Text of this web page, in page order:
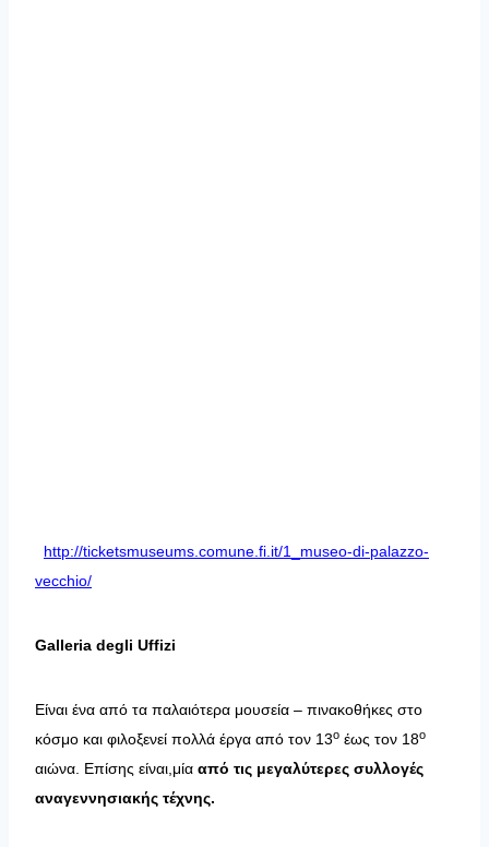
http://ticketsmuseums.comune.fi.it/1_museo-di-palazzo-
vecchio/
Galleria degli Uffizi
Είναι ένα από τα παλαιότερα μουσεία – πινακοθήκες στο
κόσμο και φιλοξενεί πολλά έργα από τον 13ο έως τον 18ο
αιώνα. Επίσης είναι,μία από τις μεγαλύτερες συλλογές
αναγεννησιακής τέχνης.